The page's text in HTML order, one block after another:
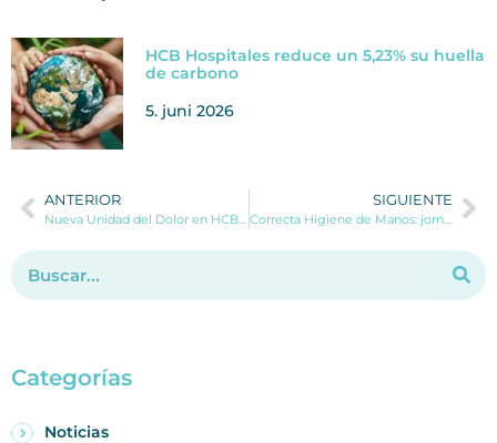
HCB Hospitales reduce un 5,23% su huella
de carbono
5. juni 2026
ANTERIOR SIGUIENTE
Correcta Higiene de Manos: jornada de concienciación en HCB Benidorm y HCB Dénia
Categorías
Noticias